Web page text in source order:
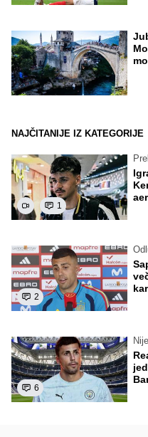
NAJČITANIJE IZ KATEGORIJE
1
2
6